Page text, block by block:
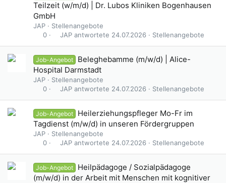
Teilzeit (w/m/d) | Dr. Lubos Kliniken Bogenhausen
GmbH
JAP
Stellenangebote
0
Stellenangebote
24.07.2026
JAP
Job-Angebot
Beleghebamme (m/w/d) | Alice-
Hospital Darmstadt
JAP
Stellenangebote
0
Stellenangebote
24.07.2026
JAP
Job-Angebot
Heilerziehungspfleger Mo-Fr im
Tagdienst (m/w/d) in unseren Fördergruppen
JAP
Stellenangebote
0
Stellenangebote
24.07.2026
JAP
Job-Angebot
Heilpädagoge / Sozialpädagoge
(m/w/d) in der Arbeit mit Menschen mit kognitiver